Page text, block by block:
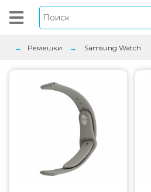
Ремешки Samsung Watch